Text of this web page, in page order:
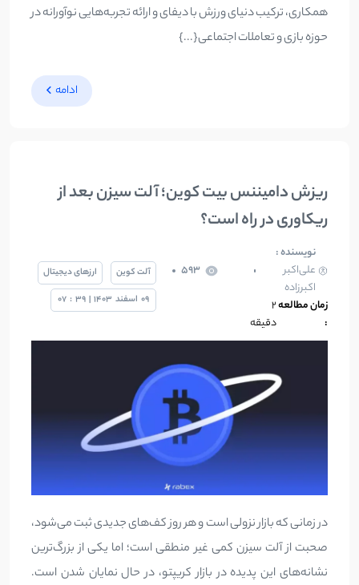
همکاری، ترکیب دنیای ورزش با دیفای و ارائه تجربه‌هایی نوآورانه در
حوزه بازی و تعاملات اجتماعی{...}
ادامه
ریزش دامیننس بیت کوین؛ آلت سیزن بعد از
ریکاوری در راه است؟
نویسنده :
علی‌اکبر
اکبرزاده
593
زمان مطالعه
:
2
دقیقه
آلت کوین
ارزهای دیجیتال
09 اسفند 1403
|
39
:
07
در زمانی که بازار نزولی است و هر روز کف‌های جدیدی ثبت می‌شود،
صحبت از آلت سیزن کمی غیر منطقی است؛ اما یکی از بزرگ‌ترین
نشانه‌های این پدیده در بازار کریپتو، در حال نمایان شدن است.